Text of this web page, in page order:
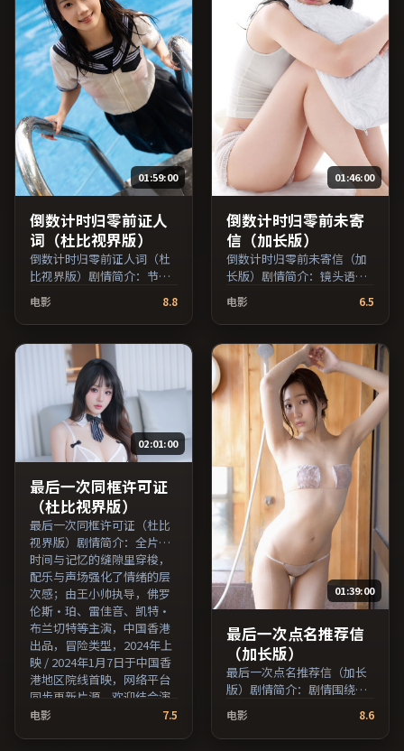
01:59:00
倒数计时归零前证人
词（杜比视界版）
倒数计时归零前证人词（杜
比视界版）剧情简介：节奏
念逐步揭开却保留开放式回
味；由魏斯·安德森执导，
黄渤、秦昊、松隆子等主
演，英国出品，科幻类型，
2020年上映 / 2020年12月5
日于英国地区院线首映，网
络平台同步更新片源。整体
观感沉稳耐看，适合反复品
味台词与镜头。（国产影视
资源大全免费条目索引，支
持片名与演员交叉检索。）
电影 8.8
01:46:00
倒数计时归零前未寄
信（加长版）
倒数计时归零前未寄信（加
长版）剧情简介：镜头语言
贴合人物心理的起伏；由刁
亦男执导，章子怡、木村拓
哉、胡歌等主演，中国台湾
出品，悬疑类型，2016年上
映 / 2016年3月22日于中国台
湾地区院线首映，网络平台
同步更新片源。推荐给喜爱
现实主义叙事与人文关怀题
材的影迷。（国产影视资源
大全免费条目索引，支持片
名与演员交叉检索。）
电影 6.5
02:01:00
最后一次同框许可证
（杜比视界版）
最后一次同框许可证（杜比
视界版）剧情简介：全片在
时间与记忆的缝隙里穿梭，
配乐与声场强化了情绪的层
次感；由王小帅执导，佛罗
伦斯·珀、雷佳音、凯特·
布兰切特等主演，中国香港
出品，冒险类型，2024年上
映 / 2024年1月7日于中国香
港地区院线首映，网络平台
同步更新片源。欢迎结合演
员代表作与导演序列作品一
电影 7.5
01:39:00
最后一次点名推荐信
（加长版）
最后一次点名推荐信（加长
版）剧情简介：剧情围绕一
次意外转折展开，美术与场
景还原了特定年代质感；由
维伦纽瓦执导，雷佳音、易
电影 8.6